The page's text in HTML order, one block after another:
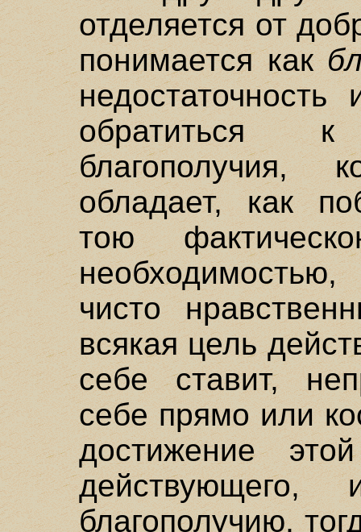
отделяется от
понимается как
обратиться
благополучия,
обладает, как
тою
чисто
всякая цель
себе ставит,
себе прямо или
достижение
благополучию,